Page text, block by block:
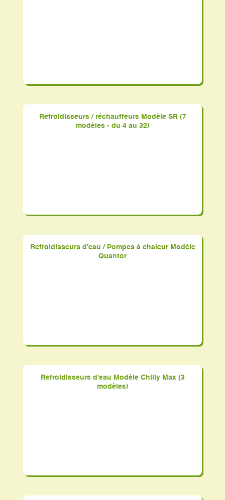
Refroidisseurs / réchauffeurs Modèle SR (7
modèles - du 4 au 32)
Refroidisseurs d'eau / Pompes à chaleur Modèle
Quantor
Refroidisseurs d'eau Modèle Chilly Max (3
modèles)